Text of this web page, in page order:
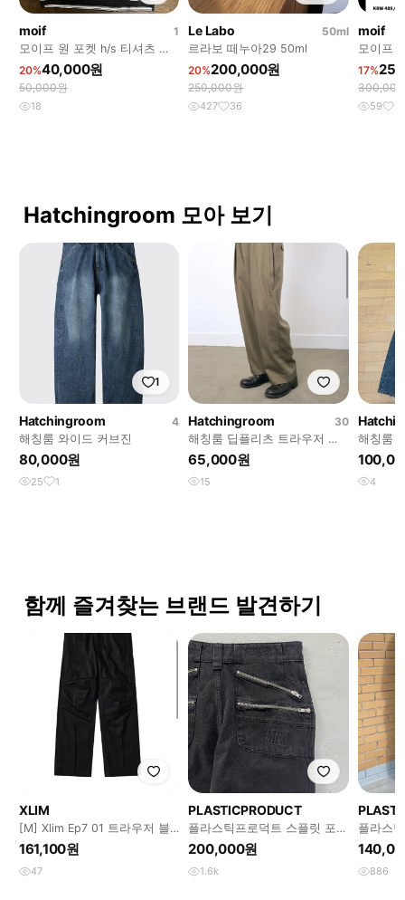
moif
1
모이프 원 포켓 h/s 티셔츠 차
콜 스트라이프
20%40,000원
50,000원
18
Le Labo
50ml
르라보 떼누아29 50ml
20%200,000원
250,000원
427 36
moif
모이프
레소
17%
300,000
59 6
Hatchingroom 모아 보기
1
Hatchingroom
4
해칭룸 와이드 커브진
80,000원
25 1
Hatchingroom
30
해칭룸 딥플리츠 트라우저 카
키 텐셀 울
65,000원
15
해칭룸
4
함께 즐겨찾는 브랜드 발견하기
XLIM
[M] Xlim Ep7 01 트라우저 블
랙
161,100원
47
PLASTICPRODUCT
플라스틱프로덕트 스플릿 포켓
팬츠 xs
200,000원
1.6k
플라스
ZIPPER
886